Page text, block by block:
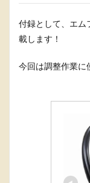
付録として、エム
載します！
今回は調整作業に